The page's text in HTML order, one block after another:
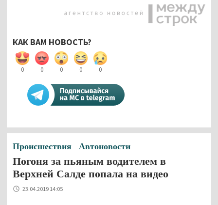
КАК ВАМ НОВОСТЬ?
0 0 0 0 0
Происшествия Автоновости
Погоня за пьяным водителем в
Верхней Салде попала на видео
23.04.2019 14:05